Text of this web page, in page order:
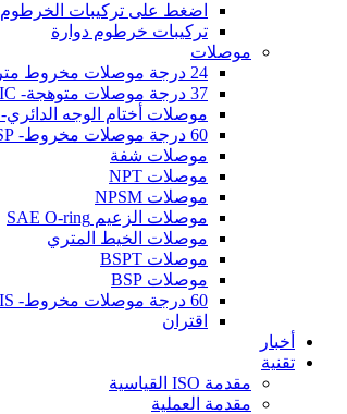
اضغط على تركيبات الخرطوم
تركيبات خرطوم دوارة
موصلات
24 درجة موصلات مخروط متري
37 درجة موصلات متوهجة- JIC
موصلات أختام الوجه الدائري- ORFS
60 درجة موصلات مخروط- BSP الموضوع
موصلات شفة
موصلات NPT
موصلات NPSM
موصلات الزعيم SAE O-ring
موصلات الخيط المتري
موصلات BSPT
موصلات BSP
60 درجة موصلات مخروط- JIS
اقتران
أخبار
تقنية
مقدمة ISO القياسية
مقدمة العملية